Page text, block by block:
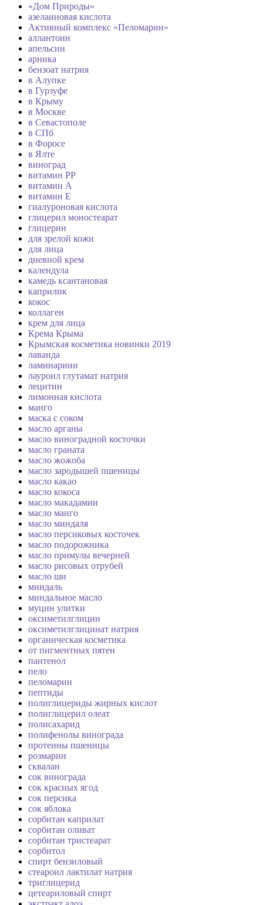
«Дом Природы»
азелаиновая кислота
Активный комплекс «Пеломарин»
аллантоин
апельсин
арника
бензоат натрия
в Алупке
в Гурзуфе
в Крыму
в Москве
в Севастополе
в СПб
в Форосе
в Ялте
виноград
витамин PP
витамин А
витамин Е
гиалуроновая кислота
глицерил моностеарат
глицерин
для зрелой кожи
для лица
дневной крем
календула
камедь ксантановая
каприлик
кокос
коллаген
крем для лица
Крема Крыма
Крымская косметика новинки 2019
лаванда
ламинариии
лауроил глутамат натрия
лецитин
лимонная кислота
манго
маска с соком
масло арганы
масло виноградной косточки
масло граната
масло жожоба
масло зародышей пшеницы
масло какао
масло кокоса
масло макадамии
масло манго
масло миндаля
масло персиковых косточек
масло подорожника
масло примулы вечерней
масло рисовых отрубей
масло ши
миндаль
миндальное масло
муцин улитки
оксиметилглицин
оксиметилглицинат натрия
органическая косметика
от пигментных пятен
пантенол
пело
пеломарин
пептиды
полиглицериды жирных кислот
полиглицерил олеат
полисахарид
полифенолы винограда
протеины пшеницы
розмарин
сквалан
сок винограда
сок красных ягод
сок персика
сок яблока
сорбитан каприлат
сорбитан оливат
сорбитан тристеарат
сорбитол
спирт бензиловый
стеароил лактилат натрия
триглицерид
цетеариловый спирт